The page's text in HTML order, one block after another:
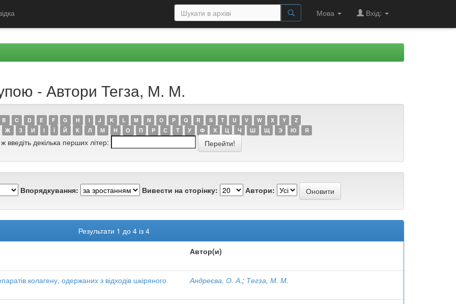
Мова Вхід:
- Автори Тегза, М. М.
B C D E F G H I J K L M N O P Q R S T U V W X Y
Z
Ж З И І Ї Й К Л М Н О П Р С Т У Ф Х Ц Ч Ш Щ Э Ю Я
введіть декілька перших літер:
Впорядкування: Вивести на сторінку: Автори:
Результати 1 до 4 із 4
Автор(и)
колагену, одержаних з відходів шкіряного
Андреєва, О. А.; Тегза, М. М.